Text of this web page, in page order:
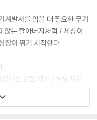
하는 나로 살고 싶다면, 이 책
계발서를 읽을 때 필요한 무기
않는 할아버지처럼 / 세상이
장이 뛰기 시작한다
다는 강한 의지 / 도망치지
하라 / 의지 충만 낙천주의자